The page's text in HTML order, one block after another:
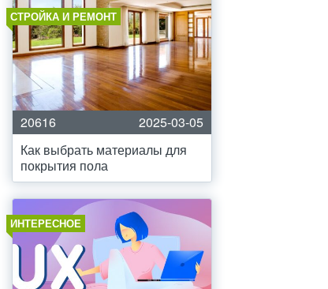
СТРОЙКА И РЕМОНТ
20616
2025-03-05
Как выбрать материалы для
покрытия пола
ИНТЕРЕСНОЕ